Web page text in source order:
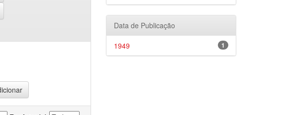
Data de Publicação
1
1949